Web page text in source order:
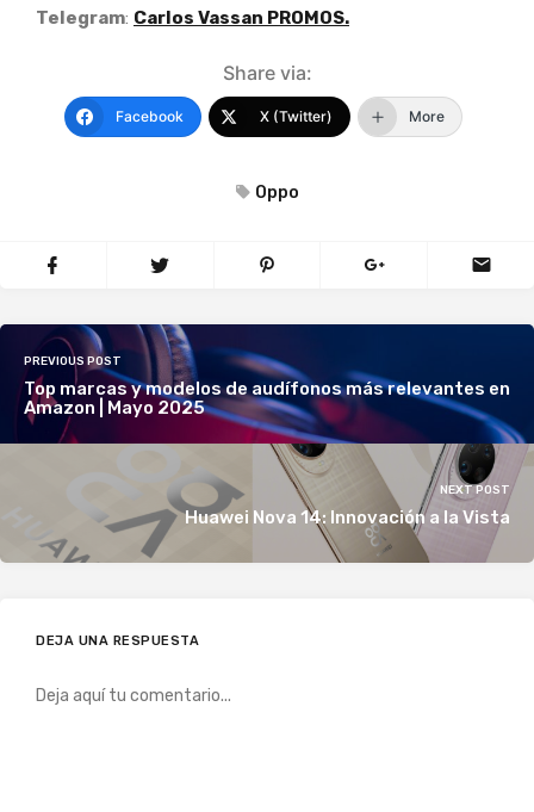
Telegram: Carlos Vassan PROMOS.
Share via:
Facebook X (Twitter) More
Oppo
PREVIOUS POST
Top marcas y modelos de audífonos más relevantes en
Amazon | Mayo 2025
NEXT POST
Huawei Nova 14: Innovación a la Vista
DEJA UNA RESPUESTA